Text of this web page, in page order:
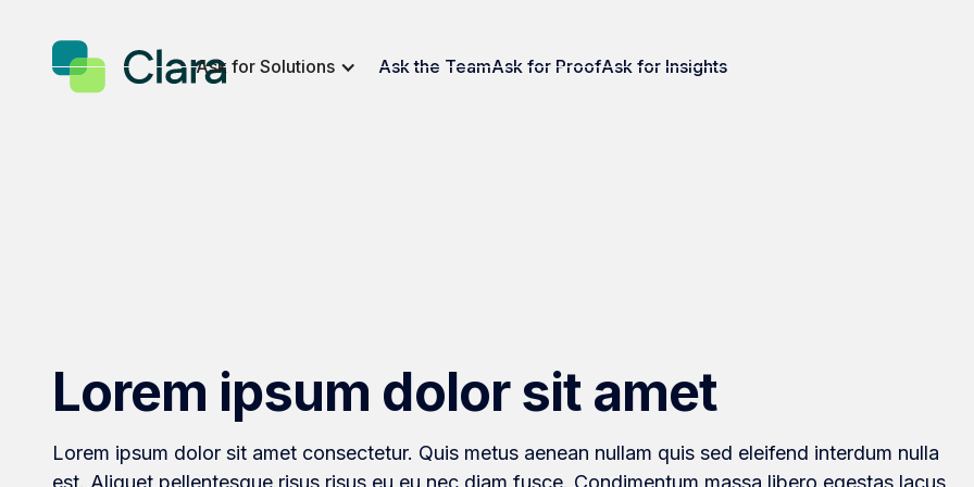
Ask for Solutions Ask the TeamAsk for ProofAsk for Insights
Lorem ipsum dolor sit amet
Lorem ipsum dolor sit amet consectetur. Quis metus aenean nullam quis sed eleifend interdum nulla
est. Aliquet pellentesque risus risus eu eu nec diam fusce. Condimentum massa libero egestas lacus